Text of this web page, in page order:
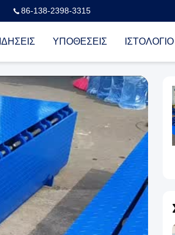
86-138-2398-3315
ΥΠΟΘΈΣΕΙΣ ΙΣΤΟΛΌΓΙΟ